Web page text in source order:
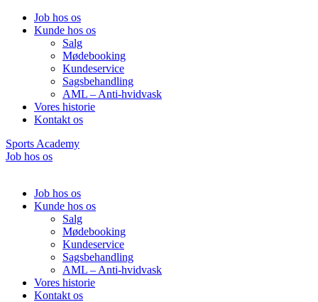
Job hos os
Kunde hos os
Salg
Mødebooking
Kundeservice
Sagsbehandling
AML – Anti-hvidvask
Vores historie
Kontakt os
Sports Academy
Job hos os
Job hos os
Kunde hos os
Salg
Mødebooking
Kundeservice
Sagsbehandling
AML – Anti-hvidvask
Vores historie
Kontakt os